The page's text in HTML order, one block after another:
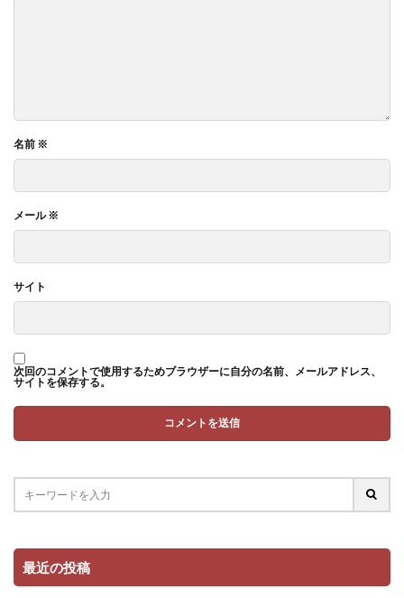
名前 ※
メール※
サイト
次回のコメントで使用するためブラウザーに自分の名前、メールアドレス、
サイトを保存する。
最近の投稿